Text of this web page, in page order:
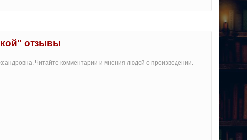
отзывы
Читайте комментарии и мнения людей о произведении.